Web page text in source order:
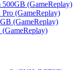
500GB (GameReplay)
(GameReplay)
(GameReplay)